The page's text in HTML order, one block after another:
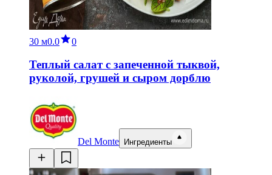
30 м0.0 0
Теплый салат с запеченной тыквой,
руколой, грушей и сыром дорблю
Del Monte Ингредиенты